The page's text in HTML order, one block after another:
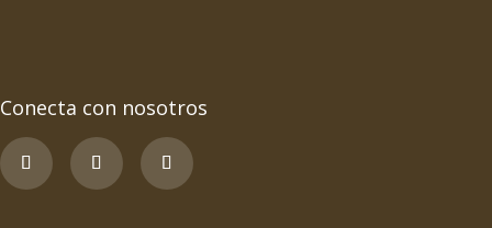
Conecta con nosotros